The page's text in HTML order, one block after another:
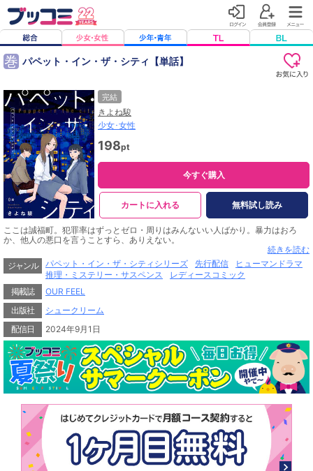
巻 パペット・イン・ザ・シティ【単話】
完結
きよね駿
少女･女性
198pt
今すぐ購入
カートに入れる 無料試し読み
ここは誠福町。犯罪率はずっとゼロ・周りはみんないい人ばかり。暴力はおろ
か、他人の悪口を言うことすら、ありえない。
汐崎心も当然そう思っていた。不思議な転校生・宮部京に出会うまでは――。
「見せてあげる、ここが本当はどんな町なのか」
異色の新鋭・きよね駿が描く、アンチユートピア×青春譚！
続きを読む
ジャンル
パペット・イン・ザ・シティシリーズ 先行配信
ヒューマンドラマ
推理・ミステリー・サスペンス
レディースコミック
掲載誌
OUR FEEL
出版社
シュークリーム
配信日
2024年9月1日